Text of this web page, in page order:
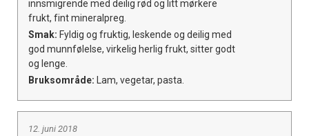
innsmigrende med deilig rød og litt mørkere
frukt, fint mineralpreg.
Smak: Fyldig og fruktig, leskende og deilig med
god munnfølelse, virkelig herlig frukt, sitter godt
og lenge.
Bruksområde: Lam, vegetar, pasta.
12. juni 2018